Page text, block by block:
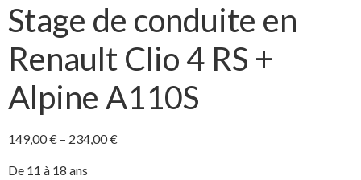
Stage de conduite en
Renault Clio 4 RS +
Alpine A110S
149,00€ – 234,00€
De 11 à 18 ans